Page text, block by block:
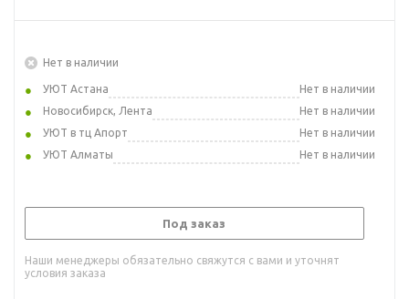
Нет в наличии
УЮТ Астана
Нет в наличии
Новосибирск, Лента
Нет в наличии
УЮТ в тц Апорт
Нет в наличии
УЮТ Алматы
Нет в наличии
Под заказ
Наши менеджеры обязательно свяжутся с вами и уточнят
условия заказа